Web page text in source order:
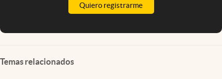
Quiero registrarme
Temas relacionados